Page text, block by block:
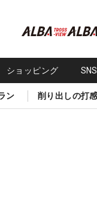
ショッピング
ン 削り出しの打